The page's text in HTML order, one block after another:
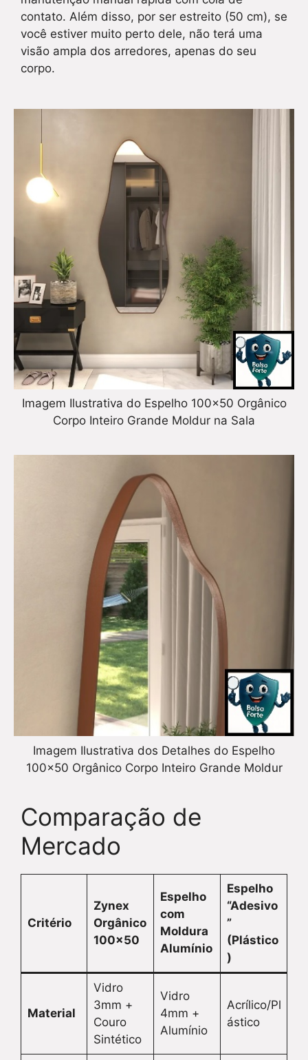
contato. Além disso, por ser estreito (50 cm), se
você estiver muito perto dele, não terá uma
visão ampla dos arredores, apenas do seu
corpo.
Imagem Ilustrativa do Espelho 100×50 Orgânico
Corpo Inteiro Grande Moldur na Sala
Imagem Ilustrativa dos Detalhes do Espelho
100×50 Orgânico Corpo Inteiro Grande Moldur
Comparação de
Mercado
Critério
Zynex
Orgânico
100×50
Espelho
com
Moldura
Alumínio
Espelho
“Adesivo
”
(Plástico
)
Material
Vidro
3mm +
Couro
Sintético
Vidro
4mm +
Alumínio
Acrílico/Pl
ástico